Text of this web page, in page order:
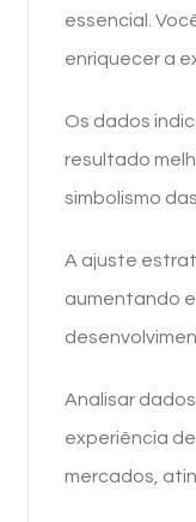
essencial.
enriquecer a
Os dados
resultado
simbolismo
A ajuste
aumentando
Analisar
experiência
mercados,